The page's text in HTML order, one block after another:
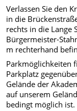
Verlassen Sie den
in die
rechts in die Lange
Bürgermeister-
m rechterhand
Parkmöglichkeiten
Parkplatz
Gelände der
auf unserem
bedingt möglich ist.